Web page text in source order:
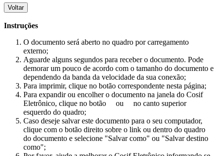
Voltar
Instruções
O documento será aberto no quadro por carregamento
externo;
Aguarde alguns segundos para receber o documento. Pode
demorar um pouco de acordo com o tamanho do documento e
dependendo da banda da velocidade da sua conexão;
Para imprimir, clique no botão correspondente nesta página;
Para expandir ou encolher o documento na janela do Cosif
Eletrônico, clique no botão
ou
no canto superior
esquerdo do quadro;
Caso deseje salvar este documento para o seu computador,
clique com o botão direito sobre o link ou dentro do quadro
do documento e selecione "Salvar como" ou "Salvar destino
como";